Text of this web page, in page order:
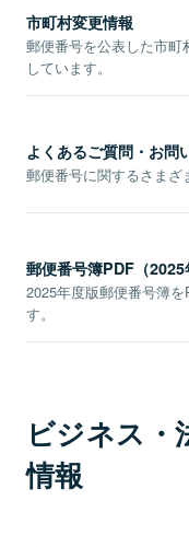
市町村変更情報
郵便番号を公表した市
しています。
よくあるご質問・お問
郵便番号に関するさまざ
郵便番号簿PDF（2025
2025年度版郵便番号簿
す。
ビジネス・
情報